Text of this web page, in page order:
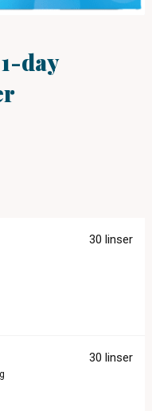
day
30 linser
30 linser